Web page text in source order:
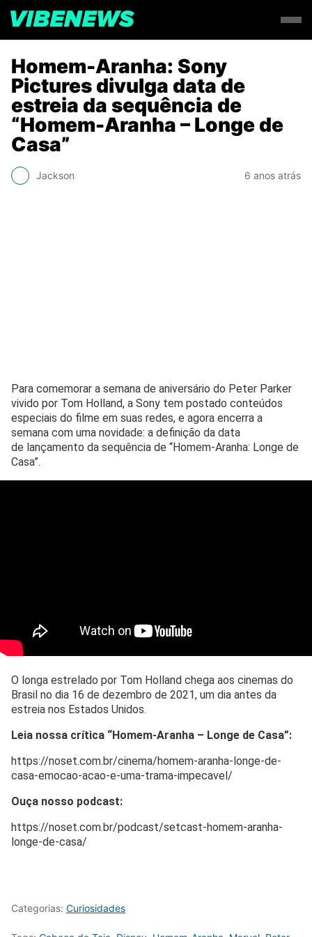
Homem-Aranha: Sony
Pictures divulga data de
estreia da sequência de
“Homem-Aranha – Longe de
Casa”
Jackson 6 anos atrás
Para comemorar a semana de aniversário do Peter Parker
vivido por Tom Holland, a Sony tem postado conteúdos
especiais do filme em suas redes, e agora encerra a
semana com uma novidade: a definição da data
de lançamento da sequência de “Homem-Aranha: Longe de
Casa”.
O longa estrelado por Tom Holland chega aos cinemas do
Brasil no dia 16 de dezembro de 2021, um dia antes da
estreia nos Estados Unidos.
Leia nossa crítica “Homem-Aranha – Longe de Casa”:
https://noset.com.br/cinema/homem-aranha-longe-de-
casa-emocao-acao-e-uma-trama-impecavel/
Ouça nosso podcast:
https://noset.com.br/podcast/setcast-homem-aranha-
longe-de-casa/
Categorias: Curiosidades